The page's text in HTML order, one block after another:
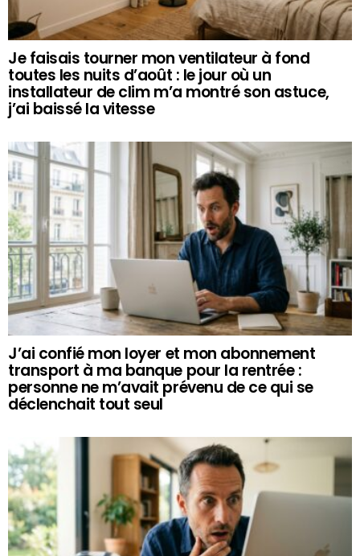
Je faisais tourner mon ventilateur à fond
toutes les nuits d’août : le jour où un
installateur de clim m’a montré son astuce,
j’ai baissé la vitesse
J’ai confié mon loyer et mon abonnement
transport à ma banque pour la rentrée :
personne ne m’avait prévenu de ce qui se
déclenchait tout seul